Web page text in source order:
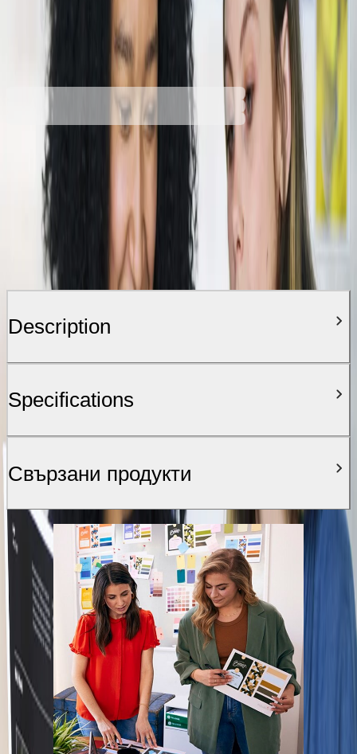
Magenta
Yellow
Price with VAT
Description
Specifications
Свързани продукти